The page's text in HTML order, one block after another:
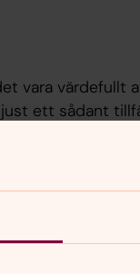
vara värdefullt
ett sådant
barnet
Om du är
ett
och
kl. 12.00,